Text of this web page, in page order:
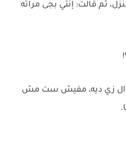
ثم قالت: إنتي بجى مراته
زي ديه، مفيش ست مش